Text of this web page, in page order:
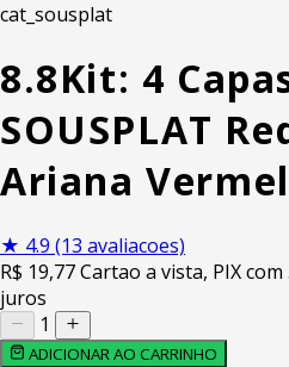
cat_sousplat
8.8Kit: 4
SOUSPLAT
Ariana
★ 4.9 (13 avaliacoes)
R$ 19,77Cartao a vista, PIX
juros
1
ADICIONAR AO CARRINHO